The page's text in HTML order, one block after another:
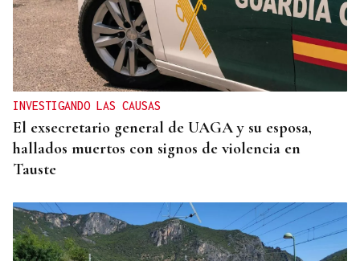
INVESTIGANDO LAS CAUSAS
El exsecretario general de UAGA y su esposa,
hallados muertos con signos de violencia en
Tauste